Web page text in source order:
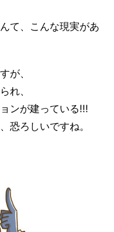
て、こんな現実があ
が、
れ、
ンが建っている!!!
恐ろしいですね。